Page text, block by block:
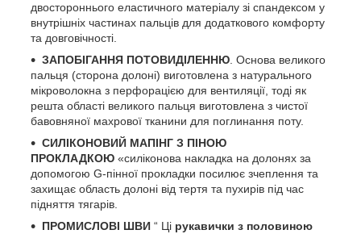
двостороннього еластичного матеріалу зі спандексом у
внутрішніх частинах пальців для додаткового комфорту
та довговічності.
ЗАПОБІГАННЯ ПОТОВИДІЛЕННЮ . Основа великого
пальця (сторона долоні) виготовлена з натурального
мікроволокна з перфорацією для вентиляції, тоді як
решта області великого пальця виготовлена з чистої
бавовняної махрової тканини для поглинання поту.
СИЛІКОНОВИЙ МАПІНГ З ПІНОЮ
ПРОКЛАДКОЮ «силіконова накладка на долонях за
допомогою G-пінної прокладки посилює зчеплення та
захищає область долоні від тертя та пухирів під час
підняття тягарів.
ПРОМИСЛОВІ ШВИ “ Ці рукавички з половиною